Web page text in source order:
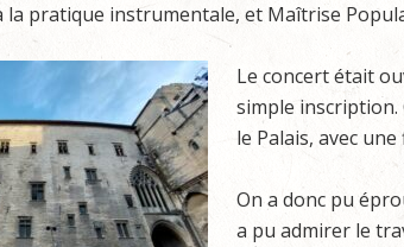
la pratique instrumentale, et Maîtrise
Le concert était
simple inscription.
le Palais, avec
On a donc pu
a pu admirer le